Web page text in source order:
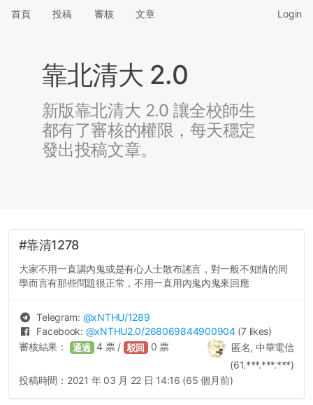
首頁 投稿 審核 文章 Login
靠北清大 2.0
新版靠北清大 2.0 讓全校師生
都有了審核的權限，每天穩定
發出投稿文章。
#靠清1278
大家不用一直講內鬼或是有心人士散布謠言，對一般不知情的同
學而言有那些問題很正常，不用一直用內鬼內鬼來回應
Telegram: @xNTHU/1289
Facebook: @xNTHU2.0/268069844900904 (7 likes)
匿名, 中華電信
(61.***.***.***)
審核結果： 通過 4 票 / 駁回 0 票
投稿時間： 2021 年 03 月 22 日 14:16 (65 個月前)